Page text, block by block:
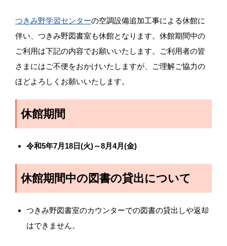
つきみ野学習センターの空調設備追加工事による休館に
伴い、つきみ野図書室も休館となります。休館期間中の
ご利用は下記の内容でお願いいたします。ご利用者の皆
さまにはご不便をおかけいたしますが、ご理解ご協力の
ほどよろしくお願いいたします。
休館期間
令和5年7月18日(火)～8月4月(金)
休館期間中の図書の貸出について
つきみ野図書室のカウンターでの図書の貸出しや返却
はできません。